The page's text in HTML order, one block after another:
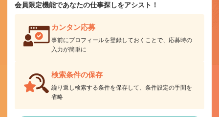
会員限定機能であなたの仕事探しをアシスト！
カンタン応募
事前にプロフィールを登録しておくことで、応募時の
入力が簡単に
検索条件の保存
繰り返し検索する条件を保存して、条件設定の手間を
省略